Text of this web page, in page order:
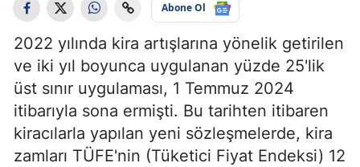
Abone Ol
2022 yılında kira artışlarına yönelik getirilen
ve iki yıl boyunca uygulanan yüzde 25'lik
üst sınır uygulaması, 1 Temmuz 2024
itibarıyla sona ermişti. Bu tarihten itibaren
kiracılarla yapılan yeni sözleşmelerde, kira
zamları TÜFE'nin (Tüketici Fiyat Endeksi) 12